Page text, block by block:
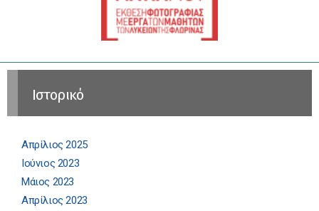
Ιστορικό
Απρίλιος 2025
Ιούνιος 2023
Μάιος 2023
Απρίλιος 2023